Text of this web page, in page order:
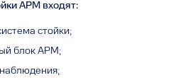
АРМ входят:
стойки;
блок АРМ;